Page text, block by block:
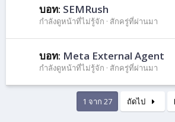
บอท: SEMRush
กำลังดูหน้าที่ไม่รู้จัก สักครู่ที่ผ่านมา
บอท: Meta External Agent
กำลังดูหน้าที่ไม่รู้จัก สักครู่ที่ผ่านมา
1 จาก 27 ถัดไป